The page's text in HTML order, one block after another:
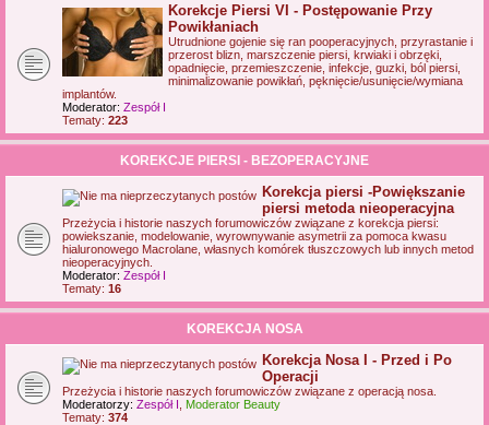
Korekcje Piersi VI - Postępowanie Przy
Powikłaniach
Utrudnione gojenie się ran pooperacyjnych, przyrastanie i
przerost blizn, marszczenie piersi, krwiaki i obrzęki,
opadnięcie, przemieszczenie, infekcje, guzki, ból piersi,
minimalizowanie powikłań, pęknięcie/usunięcie/wymiana
implantów.
Moderator: Zespół I
Tematy: 223
KOREKCJE PIERSI - BEZOPERACYJNE
Korekcja piersi -Powiększanie
piersi metoda nieoperacyjna
Przeżycia i historie naszych forumowiczów związane z korekcja piersi:
powiekszanie, modelowanie, wyrownywanie asymetrii za pomoca kwasu
hialuronowego Macrolane, własnych komórek tłuszczowych lub innych metod
nieoperacyjnych.
Moderator: Zespół I
Tematy: 16
KOREKCJA NOSA
Korekcja Nosa I - Przed i Po
Operacji
Przeżycia i historie naszych forumowiczów związane z operacją nosa.
Moderatorzy: Zespół I
Moderator Beauty
Tematy: 374